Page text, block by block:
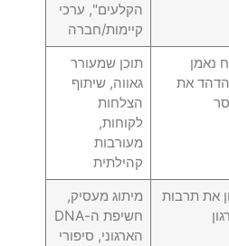
הקלעים", ערכי
קיימות/חברה
נאמן
את
תוכן שמעורר
גאווה, שיתוף
הצלחות
לקוחות,
מעורבות
קהילתית
את תרבות
מיתוג מעסיק,
חשיפת ה-DNA
הארגוני, סיפורי